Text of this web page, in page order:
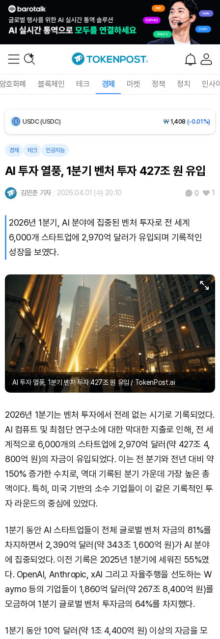
호화폐 블록체인 테크 경제 마켓 정책 정치 인사
Bitcoin (BTC) ₩91,368,616(-0.11%)
USDC (USDC) ₩ 1,408 (-0.01%)
XRP (XRP)
Solana (SOL) ₩107,434(+1.17%)
TRON (TRX) 463.9(+0.31%)
Hyperliquid (HYPE) ₩ 76,274(-0.67%)
경제 테크 인공지능
AI 투자 열풍, 1분기 벤처 투자 427조 원 유입
김민준 기자 2026.04.01 (수) 20:10 0 1
2026년 1분기, AI 분야에 집중된 벤처 투자로 전 세계
6,000개 스타트업에 2,970억 달러가 유입되며 기록적인
성장을 보였다.
AI 투자 열풍, 1분기 벤처 투자 427조 원 유입 / TokenPost.ai
2026년 1분기는 벤처 투자에서 전례 없는 시기로 기록되었다.
AI 컴퓨트 및 최첨단 연구소에 대한 막대한 지출로 인해, 전 세
계적으로 6,000개의 스타트업에 2,970억 달러(약 427조 4,
800억 원)의 자금이 유입되었다. 이는 전 분기와 전년 대비 약
150% 증가한 수치로, 역대 기록된 분기 가운데 가장 높은 총
액이다. 특히, 미국 기반의 소수 기업들이 이 같은 기록적인 투
자 라운드의 중심에 있었다.
1분기 동안 AI 스타트업들이 전체 글로벌 벤처 자금의 81%를
차지하면서 2,390억 달러(약 343조 1,600억 원)가 AI 분야
에 집중되었다. 이전 기록은 2025년 1분기에 세워진 55%였
다. OpenAI, Anthropic, xAI 그리고 자율주행을 선도하는 W
aymo 등의 기업들이 1,860억 달러(약 267조 8,400억 원)를
모금하여 1분기 글로벌 벤처 투자금의 64%를 차지했다.
1분기 동안 10억 달러(약 1조 4,400억 원) 이상의 자금을 모